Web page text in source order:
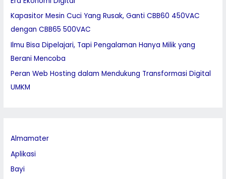
:Kapasitor Mesin Cuci Yang Rusak, Ganti CBB60 450VAC
dengan CBB65 500VAC
Ilmu Bisa Dipelajari, Tapi Pengalaman Hanya Milik yang
Berani Mencoba
Peran Web Hosting dalam Mendukung Transformasi Digital
UMKM
Almamater
Aplikasi
Bayi